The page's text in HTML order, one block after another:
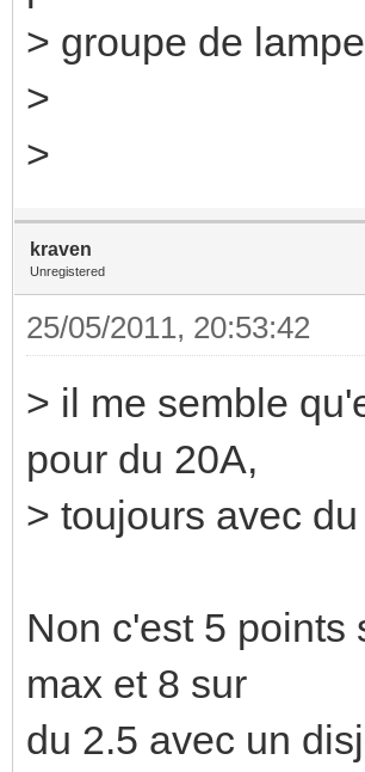
> groupe de
>
>
kraven
Unregistered
25/05/2011, 20:53:42
> il me semble
pour du 20A,
> toujours avec
Non c'est 5 points
max et 8 sur
du 2.5 avec un